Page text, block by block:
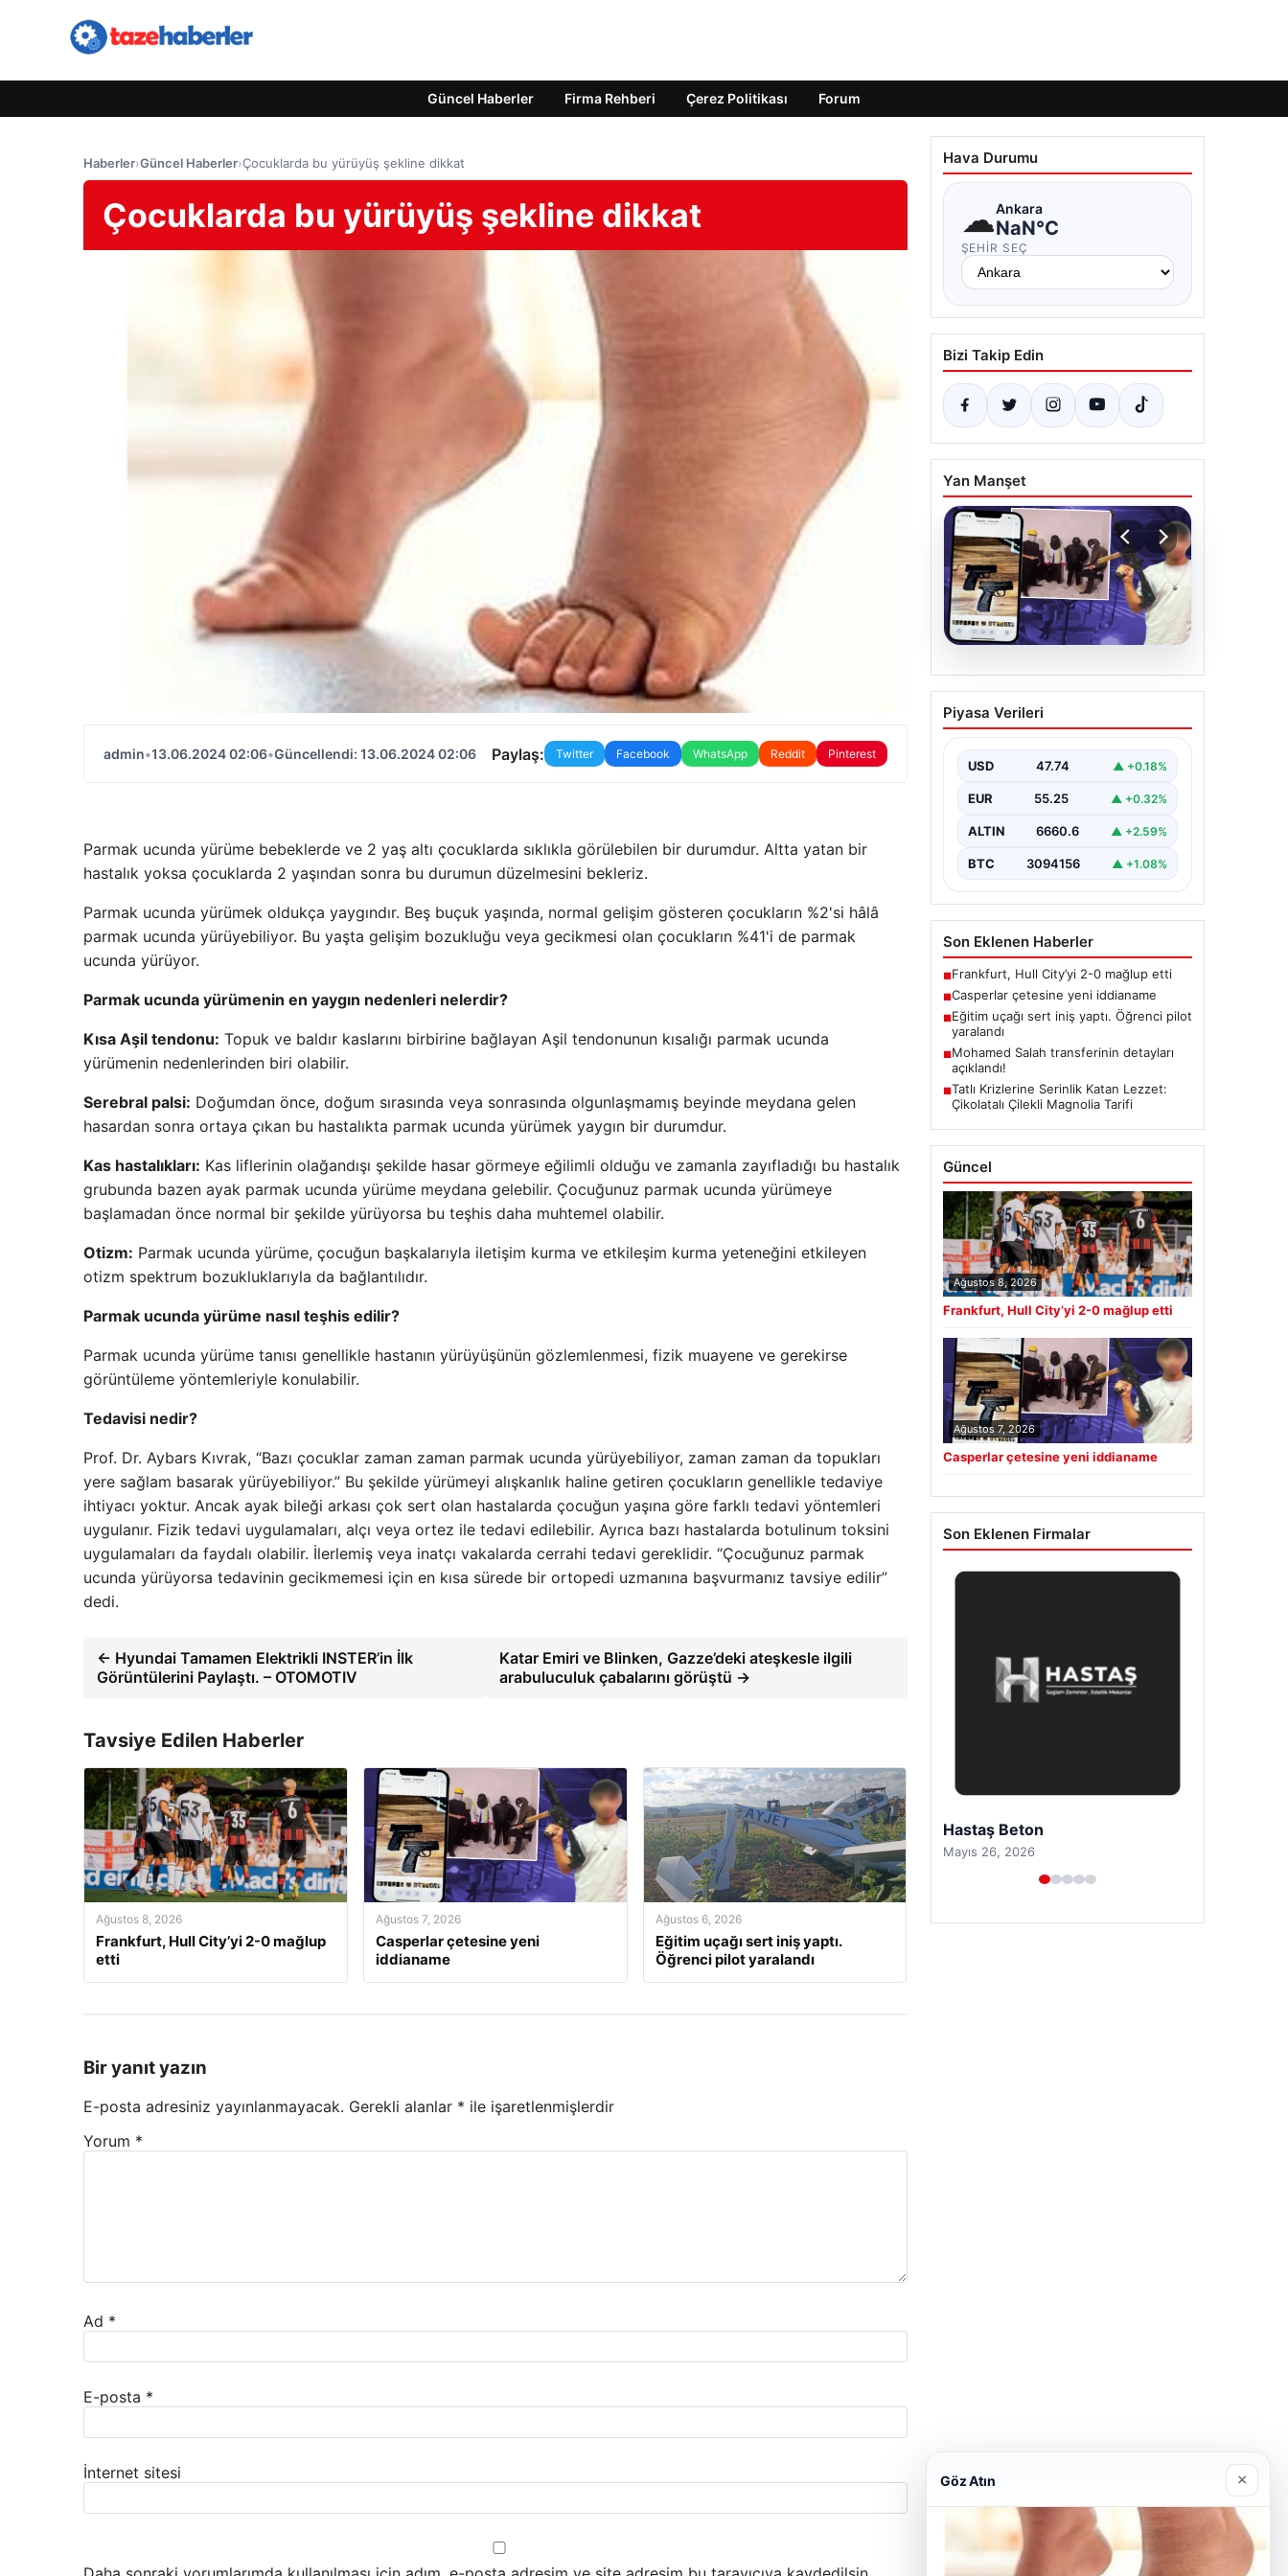
Güncel Haberler Firma Rehberi Çerez Politikası Forum
Haberler›Güncel Haberler›Çocuklarda bu yürüyüş şekline dikkat
Çocuklarda bu yürüyüş şekline dikkat
admin•13.06.2024 02:06•Güncellendi: 13.06.2024 02:06 Paylaş: Twitter Facebook WhatsApp Reddit Pinterest
Parmak ucunda yürüme bebeklerde ve 2 yaş altı çocuklarda sıklıkla görülebilen bir durumdur. Altta yatan bir
hastalık yoksa çocuklarda 2 yaşından sonra bu durumun düzelmesini bekleriz.
Parmak ucunda yürümek oldukça yaygındır. Beş buçuk yaşında, normal gelişim gösteren çocukların %2'si hâlâ
parmak ucunda yürüyebiliyor. Bu yaşta gelişim bozukluğu veya gecikmesi olan çocukların %41'i de parmak
ucunda yürüyor.
Parmak ucunda yürümenin en yaygın nedenleri nelerdir?
Kısa Aşil tendonu: Topuk ve baldır kaslarını birbirine bağlayan Aşil tendonunun kısalığı parmak ucunda
yürümenin nedenlerinden biri olabilir.
Serebral palsi: Doğumdan önce, doğum sırasında veya sonrasında olgunlaşmamış beyinde meydana gelen
hasardan sonra ortaya çıkan bu hastalıkta parmak ucunda yürümek yaygın bir durumdur.
Kas hastalıkları: Kas liflerinin olağandışı şekilde hasar görmeye eğilimli olduğu ve zamanla zayıfladığı bu hastalık
grubunda bazen ayak parmak ucunda yürüme meydana gelebilir. Çocuğunuz parmak ucunda yürümeye
başlamadan önce normal bir şekilde yürüyorsa bu teşhis daha muhtemel olabilir.
Otizm: Parmak ucunda yürüme, çocuğun başkalarıyla iletişim kurma ve etkileşim kurma yeteneğini etkileyen
otizm spektrum bozukluklarıyla da bağlantılıdır.
Parmak ucunda yürüme nasıl teşhis edilir?
Parmak ucunda yürüme tanısı genellikle hastanın yürüyüşünün gözlemlenmesi, fizik muayene ve gerekirse
görüntüleme yöntemleriyle konulabilir.
Tedavisi nedir?
Prof. Dr. Aybars Kıvrak, “Bazı çocuklar zaman zaman parmak ucunda yürüyebiliyor, zaman zaman da topukları
yere sağlam basarak yürüyebiliyor.” Bu şekilde yürümeyi alışkanlık haline getiren çocukların genellikle tedaviye
ihtiyacı yoktur. Ancak ayak bileği arkası çok sert olan hastalarda çocuğun yaşına göre farklı tedavi yöntemleri
uygulanır. Fizik tedavi uygulamaları, alçı veya ortez ile tedavi edilebilir. Ayrıca bazı hastalarda botulinum toksini
uygulamaları da faydalı olabilir. İlerlemiş veya inatçı vakalarda cerrahi tedavi gereklidir. “Çocuğunuz parmak
ucunda yürüyorsa tedavinin gecikmemesi için en kısa sürede bir ortopedi uzmanına başvurmanız tavsiye edilir”
dedi.
← Hyundai Tamamen Elektrikli INSTER’in İlk
Görüntülerini Paylaştı. – OTOMOTIV
Katar Emiri ve Blinken, Gazze’deki ateşkesle ilgili
arabuluculuk çabalarını görüştü →
Tavsiye Edilen Haberler
Ağustos 8, 2026
Frankfurt, Hull City’yi 2-0 mağlup
etti
Ağustos 7, 2026
Casperlar çetesine yeni
iddianame
Ağustos 6, 2026
Eğitim uçağı sert iniş yaptı.
Öğrenci pilot yaralandı
Bir yanıt yazın
E-posta adresiniz yayınlanmayacak. Gerekli alanlar * ile işaretlenmişlerdir
Yorum *
Ad *
E-posta *
İnternet sitesi
Hava Durumu
☁Ankara
NaN°C
ŞEHIR SEÇ
Bizi Takip Edin
Yan Manşet
07.08.2026
Casperlar çetesine yeni
iddianame
Piyasa Verileri
USD 47.74 ▲ +0.18%
EUR 55.25 ▲ +0.32%
ALTIN 6660.6 ▲ +2.59%
BTC 3094156 ▲ +1.08%
Son Eklenen Haberler
■Frankfurt, Hull City’yi 2-0 mağlup etti
■Casperlar çetesine yeni iddianame
■Eğitim uçağı sert iniş yaptı. Öğrenci pilot
yaralandı
■Mohamed Salah transferinin detayları
açıklandı!
■Tatlı Krizlerine Serinlik Katan Lezzet:
Çikolatalı Çilekli Magnolia Tarifi
Güncel
Ağustos 8, 2026
Frankfurt, Hull City’yi 2-0 mağlup etti
Ağustos 7, 2026
Casperlar çetesine yeni iddianame
Son Eklenen Firmalar
Prenses Night Club
Nisan 29, 2026
Göz Atın ×